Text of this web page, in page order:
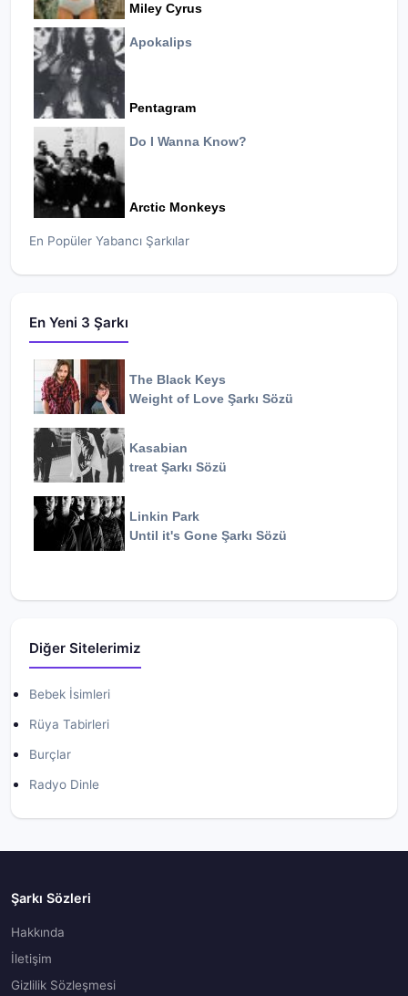
Miley Cyrus
Apokalips
Pentagram
Do I Wanna Know?
Arctic Monkeys
En Popüler Yabancı Şarkılar
En Yeni 3 Şarkı
The Black Keys
Weight of Love Şarkı Sözü
Kasabian
treat Şarkı Sözü
Linkin Park
Until it's Gone Şarkı Sözü
Diğer Sitelerimiz
Bebek İsimleri
Rüya Tabirleri
Burçlar
Radyo Dinle
Şarkı Sözleri
Hakkında
İletişim
Gizlilik Sözleşmesi